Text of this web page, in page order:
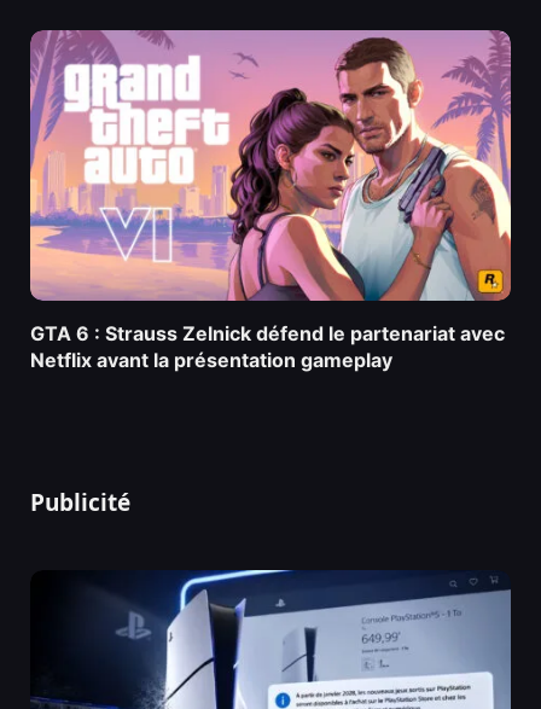
GTA 6 : Strauss Zelnick défend le partenariat avec
Netflix avant la présentation gameplay
Publicité